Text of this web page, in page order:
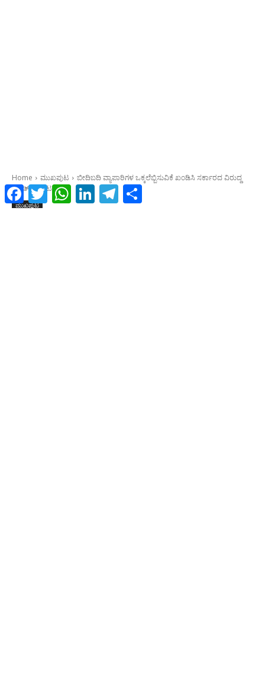
Facebook
Twitter WhatsAppLinkedInTelegram